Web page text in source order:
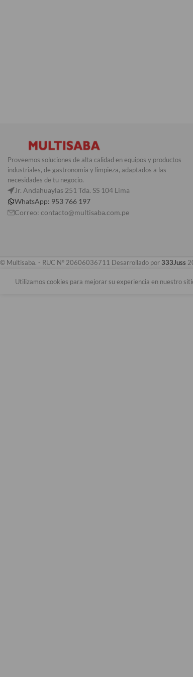
Proveemos soluciones de alta calidad en equipos y productos
industriales, de gastronomía y limpieza, adaptados a las
necesidades de tu negocio.
Jr. Andahuaylas 251 Tda. SS 104 Lima
WhatsApp: 953 766 197
Correo: contacto@multisaba.com.pe
© Multisaba. - RUC N° 20606036711 Desarrollado por 333Juss
Utilizamos cookies para mejorar su experiencia en nuestro